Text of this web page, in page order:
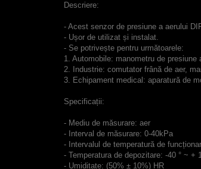
Descriere:
- Acest senzor de presiune a aerului
- Ușor de utilizat și instalat.
- Se potrivește pentru următoarele:
1. Automobile: manometru de
2. Industrie: comutator frână de aer,
3. Echipament medical: aparatură de
Specificații:
- Mediu de măsurare: aer
- Interval de măsurare: 0-40kPa
- Intervalul de temperatură de
- Temperatura de depozitare: -40 ° ~ +
- Umiditate: (50% ± 10%) HR